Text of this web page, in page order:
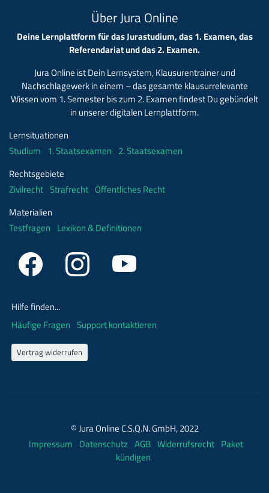
Über Jura Online
Deine Lernplattform für das Jurastudium, das 1. Examen, das
Referendariat und das 2. Examen.
Jura Online ist Dein Lernsystem, Klausurentrainer und
Nachschlagewerk in einem – das gesamte klausurrelevante
Wissen vom 1. Semester bis zum 2. Examen findest Du gebündelt
in unserer digitalen Lernplattform.
Lernsituationen
Studium 1. Staatsexamen 2. Staatsexamen
Rechtsgebiete
Zivilrecht Strafrecht Öffentliches Recht
Materialien
Testfragen Lexikon & Definitionen
Hilfe finden...
Häufige Fragen Support kontaktieren
Vertrag widerrufen
© Jura Online C.S.Q.N. GmbH, 2022
Impressum Datenschutz AGB Widerrufsrecht Paket
kündigen